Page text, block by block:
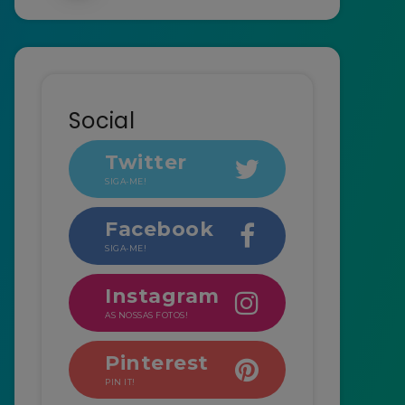
Social
Twitter
SIGA-ME!
Facebook
SIGA-ME!
Instagram
AS NOSSAS FOTOS!
Pinterest
PIN IT!